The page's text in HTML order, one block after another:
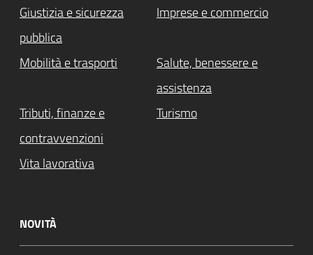
Giustizia e sicurezza
pubblica
Imprese e commercio
Mobilità e trasporti
Salute, benessere e
assistenza
Tributi, finanze e
contravvenzioni
Turismo
Vita lavorativa
NOVITÀ